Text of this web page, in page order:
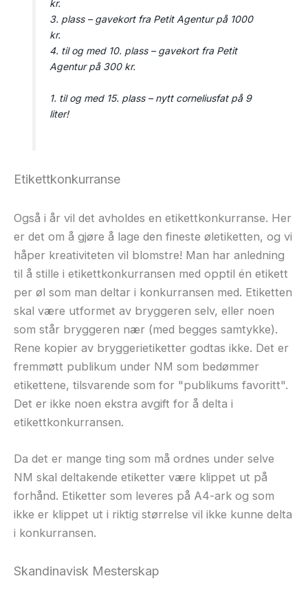
kr.
3. plass – gavekort fra Petit Agentur på 1000
kr.
4. til og med 10. plass – gavekort fra Petit
Agentur på 300 kr.
1. til og med 15. plass – nytt corneliusfat på 9
liter!
Etikettkonkurranse
Også i år vil det avholdes en etikettkonkurranse. Her
er det om å gjøre å lage den fineste øletiketten, og vi
håper kreativiteten vil blomstre! Man har anledning
til å stille i etikettkonkurransen med opptil én etikett
per øl som man deltar i konkurransen med. Etiketten
skal være utformet av bryggeren selv, eller noen
som står bryggeren nær (med begges samtykke).
Rene kopier av bryggerietiketter godtas ikke. Det er
fremmøtt publikum under NM som bedømmer
etikettene, tilsvarende som for "publikums favoritt".
Det er ikke noen ekstra avgift for å delta i
etikettkonkurransen.
Da det er mange ting som må ordnes under selve
NM skal deltakende etiketter være klippet ut på
forhånd. Etiketter som leveres på A4-ark og som
ikke er klippet ut i riktig størrelse vil ikke kunne delta
i konkurransen.
Skandinavisk Mesterskap